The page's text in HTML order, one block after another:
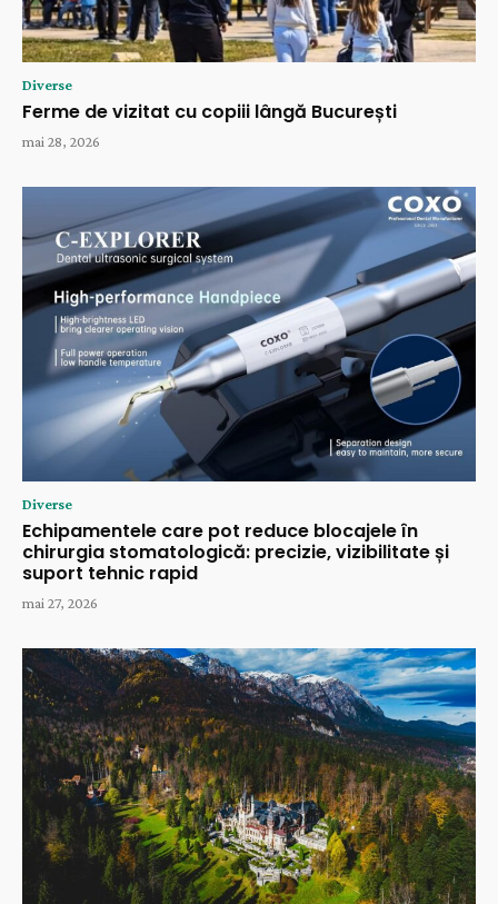
Diverse
Ferme de vizitat cu copiii lângă București
mai 28, 2026
Diverse
Echipamentele care pot reduce blocajele în
chirurgia stomatologică: precizie, vizibilitate și
suport tehnic rapid
mai 27, 2026